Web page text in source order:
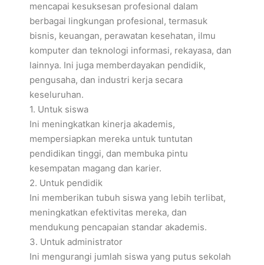
mencapai kesuksesan profesional dalam
berbagai lingkungan profesional, termasuk
bisnis, keuangan, perawatan kesehatan, ilmu
komputer dan teknologi informasi, rekayasa, dan
lainnya. Ini juga memberdayakan pendidik,
pengusaha, dan industri kerja secara
keseluruhan.
1. Untuk siswa
Ini meningkatkan kinerja akademis,
mempersiapkan mereka untuk tuntutan
pendidikan tinggi, dan membuka pintu
kesempatan magang dan karier.
2. Untuk pendidik
Ini memberikan tubuh siswa yang lebih terlibat,
meningkatkan efektivitas mereka, dan
mendukung pencapaian standar akademis.
3. Untuk administrator
Ini mengurangi jumlah siswa yang putus sekolah